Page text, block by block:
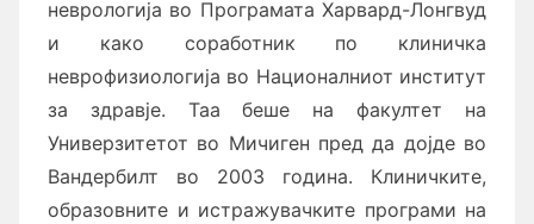
неврологија во Програмата Харвард-Лонгвуд
и како соработник по клиничка
неврофизиологија во Националниот институт
за здравје. Таа беше на факултет на
Универзитетот во Мичиген пред да дојде во
Вандербилт во 2003 година. Клиничките,
образовните и истражувачките програми на